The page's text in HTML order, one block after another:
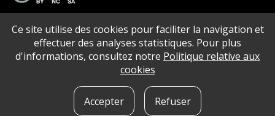
688 63 24 33 / 943 250 397
garabide[arroba]garabide[puntu]eus
PLAN DU SITE | ACCESSIBILITé | AVERTISSEMENT | POLITIQUE DE CONFIDENTIALITé |
Ce site utilise des cookies pour faciliter la navigation et
effectuer des analyses statistiques. Pour plus
d'informations, consultez notre Politique relative aux
cookies
Accepter Refuser